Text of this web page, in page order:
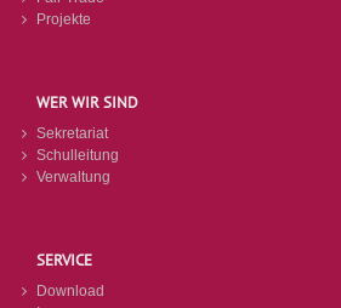
Projekte
WER WIR SIND
Sekretariat
Schulleitung
Verwaltung
SERVICE
Download